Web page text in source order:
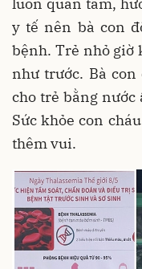
y tế nên bà con
bệnh. Trẻ nhỏ giờ
như trước. Bà
cho trẻ bằng nước
Sức khỏe con
thêm vui.